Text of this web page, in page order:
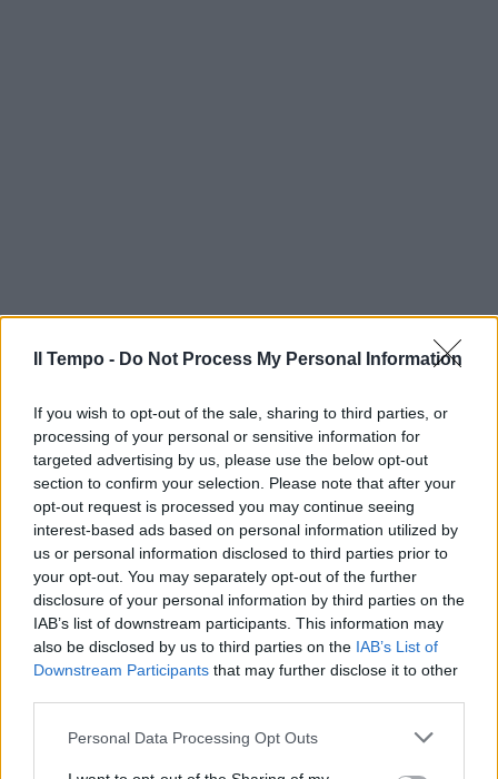
Il Tempo - Do Not Process My Personal Information
If you wish to opt-out of the sale, sharing to third parties, or
processing of your personal or sensitive information for
targeted advertising by us, please use the below opt-out
section to confirm your selection. Please note that after your
opt-out request is processed you may continue seeing
interest-based ads based on personal information utilized by
us or personal information disclosed to third parties prior to
your opt-out. You may separately opt-out of the further
disclosure of your personal information by third parties on the
IAB’s list of downstream participants. This information may
also be disclosed by us to third parties on the IAB’s List of
Downstream Participants that may further disclose it to other
Personal Data Processing Opt Outs